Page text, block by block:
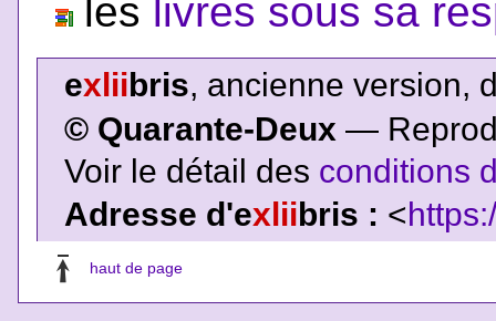
les livres sous sa
exlii bris, ancienne version,
© Quarante-Deux —
Voir le détail des conditions
Adresse d'exliibris : <
haut de page